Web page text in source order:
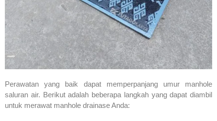
Perawatan yang baik dapat memperpanjang umur manhole
saluran air. Berikut adalah beberapa langkah yang dapat diambil
untuk merawat manhole drainase Anda: